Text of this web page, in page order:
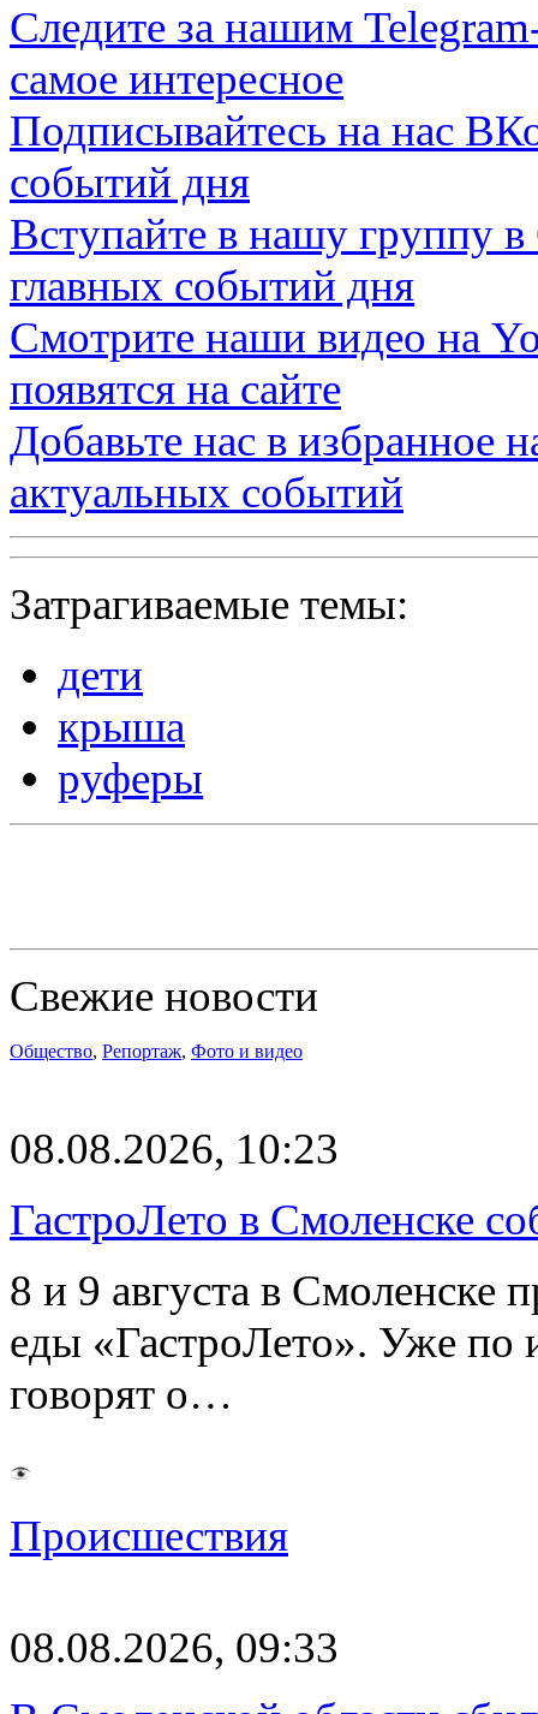
Следите за нашим
самое интересное
Подписывайтесь на нас
событий дня
Вступайте в нашу группу в
главных событий дня
Смотрите наши видео на
появятся на сайте
Добавьте нас в избранное
актуальных событий
Затрагиваемые темы:
дети
крыша
руферы
Свежие новости
Общество, Репортаж, Фото и видео
08.08.2026, 10:23
ГастроЛето в Смоленске
8 и 9 августа в Смоленске
еды «ГастроЛето». Уже по
говорят о…
Происшествия
08.08.2026, 09:33